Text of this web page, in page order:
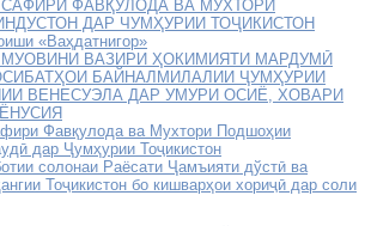
ФАВҚУЛОДА ВА МУХТОРИ
ДАР ЧУМҲУРИИ ТОҶИКИСТОН
«Ваҳдатнигор»
ВАЗИРИ ҲОКИМИЯТИ МАРДУМӢ
БАЙНАЛМИЛАЛИИ ҶУМҲУРИИ
ВЕНЕСУЭЛА ДАР УМУРИ ОСИЁ, ХОВАРИ
Фавқулода ва Мухтори Подшоҳии
дар Ҷумҳурии Тоҷикистон
солонаи Раёсати Ҷамъияти дўстӣ ва
Тоҷикистон бо кишварҳои хориҷӣ дар соли